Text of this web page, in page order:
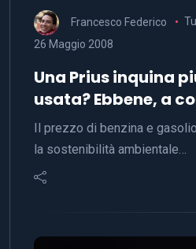
Francesco Federico
26 Maggio 2008
Una Prius inquina
usata? Ebbene, a
Il prezzo di benzina e
la sostenibilità ambientale…